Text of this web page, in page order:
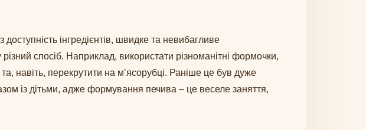
інгредієнтів, швидке та невибагливе
спосіб. Наприклад, використати різноманітні формочки,
навіть, перекрутити на мʼясорубці. Раніше це був дуже
із дітьми, адже формування печива – це веселе заняття,